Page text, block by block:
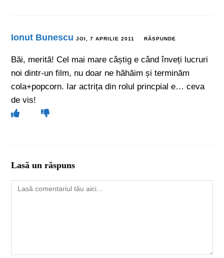
Ionut Bunescu JOI, 7 APRILIE 2011 RĂSPUNDE
Băi, merită! Cel mai mare câștig e când înveți lucruri
noi dintr-un film, nu doar ne hăhăim și terminăm
cola+popcorn. Iar actrița din rolul princpial e… ceva
de vis!
Lasă un răspuns